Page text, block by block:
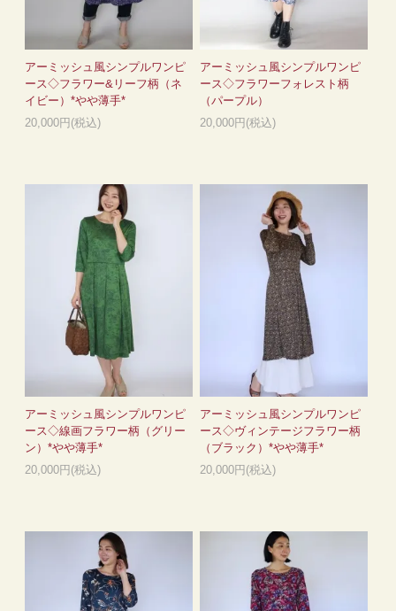
アーミッシュ風シンプルワンピ
ース◇フラワー&リーフ柄（ネ
イビー）*やや薄手*
20,000円(税込)
アーミッシュ風シンプルワンピ
ース◇フラワーフォレスト柄
（パープル）
20,000円(税込)
アーミッシュ風シンプルワンピ
ース◇線画フラワー柄（グリー
ン）*やや薄手*
20,000円(税込)
アーミッシュ風シンプルワンピ
ース◇ヴィンテージフラワー柄
（ブラック）*やや薄手*
20,000円(税込)